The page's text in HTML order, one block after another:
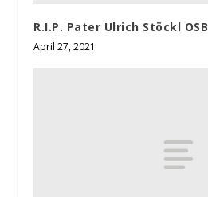
R.I.P. Pater Ulrich Stöckl OSB
April 27, 2021